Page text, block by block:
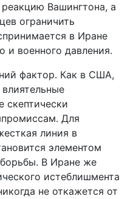
Вашингтона, а
ограничить
в Иране
и военного давления.
фактор. Как в США,
скептически
Для
линия в
элементом
В Иране же
истеблишмента
не откажется от